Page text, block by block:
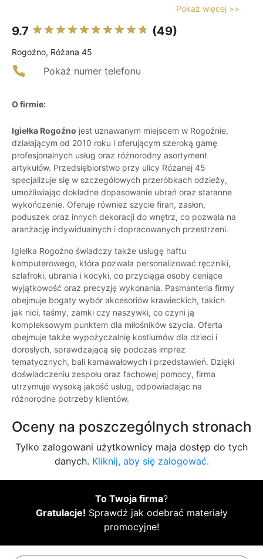
Pokaż więcej >>
9.7 (49)
Rogoźno, Różana 45
Pokaż numer telefonu
O firmie:
Igiełka Rogoźno jest uznawanym miejscem w Rogoźnie,
działającym od 2010 roku i oferującym szeroką gamę
profesjonalnych usług oraz różnorodny asortyment
artykułów. Przedsiębiorstwo przy ulicy Różanej 45
specjalizuje się w szczegółowych przeróbkach odzieży,
umożliwiając dokładne dopasowanie ubrań oraz staranne
wykończenie. Oferuje również szycie firan, zasłon,
poduszek oraz innych dekoracji do wnętrz, co pozwala na
aranżację indywidualnych i dopracowanych przestrzeni.
Igiełka Rogoźno świadczy także usługę haftu
komputerowego, która pozwala personalizować ręczniki,
szlafroki, ubrania i kocyki, co przyciąga osoby ceniące
wyjątkowość oraz precyzję wykonania. Pasmanteria firmy
obejmuje bogaty wybór akcesoriów krawieckich, takich
jak nici, taśmy, zamki czy naszywki, co czyni ją
kompleksowym punktem dla miłośników szycia. Oferta
obejmuje także wypożyczalnię kostiumów dla dzieci i
dorosłych, sprawdzającą się podczas imprez
tematycznych, bali karnawałowych i przedstawień. Dzięki
doświadczeniu zespołu oraz fachowej pomocy, firma
utrzymuje wysoką jakość usług, odpowiadając na
różnorodne potrzeby klientów.
Oceny na poszczególnych stronach
Tylko zalogowani użytkownicy maja dostęp do tych
danych. Kliknij, aby się zalogować.
To Twoja firma?
Gratulacje! Sprawdź jak odebrać materiały
promocyjne!